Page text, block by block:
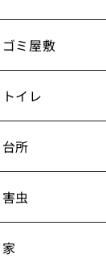
ゴミ屋敷
トイレ
台所
害虫
家